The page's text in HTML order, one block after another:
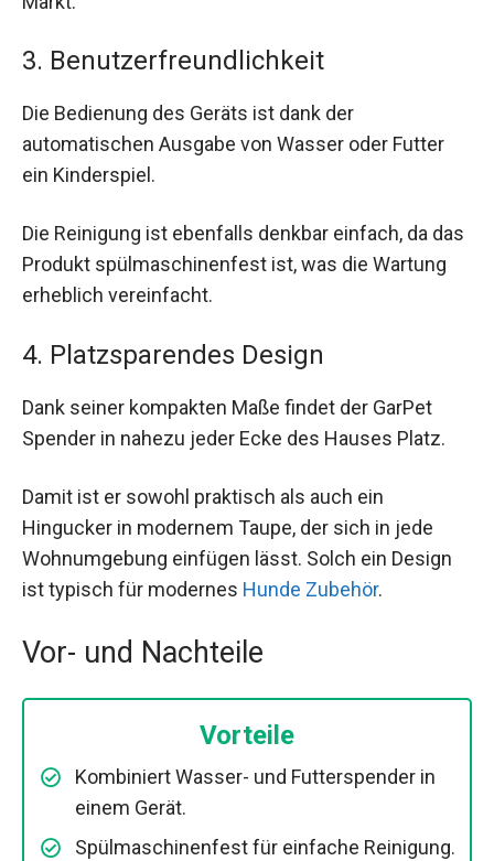
3. Benutzerfreundlichkeit
Die Bedienung des Geräts ist dank der
automatischen Ausgabe von Wasser oder Futter
ein Kinderspiel.
Die Reinigung ist ebenfalls denkbar einfach, da das
Produkt spülmaschinenfest ist, was die Wartung
erheblich vereinfacht.
4. Platzsparendes Design
Dank seiner kompakten Maße findet der GarPet
Spender in nahezu jeder Ecke des Hauses Platz.
Damit ist er sowohl praktisch als auch ein
Hingucker in modernem Taupe, der sich in jede
Wohnumgebung einfügen lässt. Solch ein Design
ist typisch für modernes Hunde Zubehör.
Vor- und Nachteile
Vorteile
Kombiniert Wasser- und Futterspender in
einem Gerät.
Spülmaschinenfest für einfache Reinigung.